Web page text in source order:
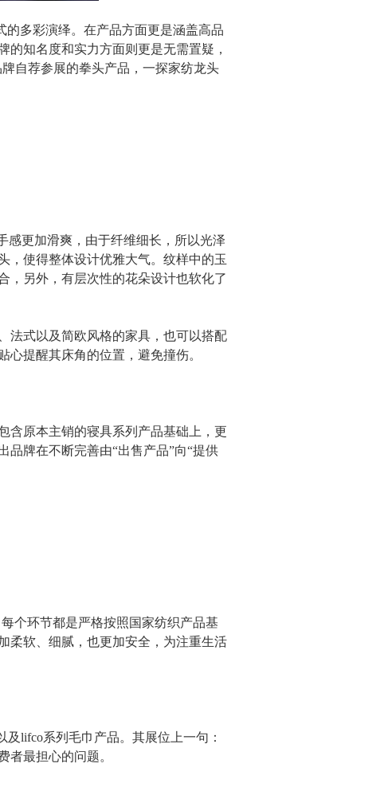
多彩演绎。在产品方面更是涵盖高品
知名度和实力方面则更是无需置疑，
自荐参展的拳头产品，一探家纺龙头
更加滑爽，由于纤维细长，所以光泽
，使得整体设计优雅大气。纹样中的玉
，另外，有层次性的花朵设计也软化了
式以及简欧风格的家具，也可以搭配
提醒其床角的位置，避免撞伤。
原本主销的寝具系列产品基础上，更
牌在不断完善由“出售产品”向“提供
个环节都是严格按照国家纺织产品基
柔软、细腻，也更加安全，为注重生活
lifco系列毛巾产品。其展位上一句：
者最担心的问题。